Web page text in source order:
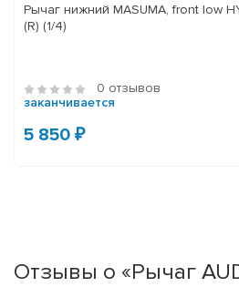
Рычаг нижний MASUMA, front low HYUNDAI SONATA 10-14
(R) (1/4)
0 отзывов
заканчивается
5 850 ₽
Отзывы о «Рычаг